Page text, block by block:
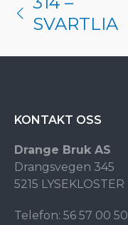
SVARTLIA
KONTAKT OSS
Drange Bruk AS
Drangsvegen 345
5215 LYSEKLOSTER
Telefon: 56 57 00 50